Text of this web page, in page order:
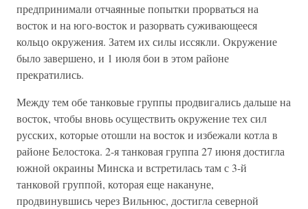
предпринимали отчаянные попытки прорваться на
восток и на юго-восток и разорвать суживающееся
кольцо окружения. Затем их силы иссякли. Окружение
было завершено, и 1 июля бои в этом районе
прекратились.
Между тем обе танковые группы продвигались дальше на
восток, чтобы вновь осуществить окружение тех сил
русских, которые отошли на восток и избежали котла в
районе Белостока. 2-я танковая группа 27 июня достигла
южной окраины Минска и встретилась там с 3-й
танковой группой, которая еще накануне,
продвинувшись через Вильнюс, достигла северной